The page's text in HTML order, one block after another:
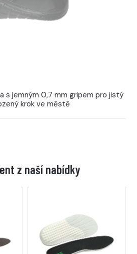
s jemným 0,7 mm gripem pro jistý
krok ve městě
z naší nabídky